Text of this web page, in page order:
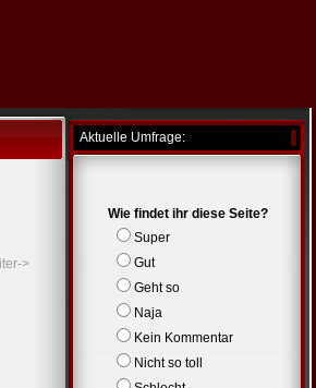
>
Aktuelle Umfrage:
Wie findet ihr diese Seite?
Super
Gut
Geht so
Naja
Kein Kommentar
Nicht so toll